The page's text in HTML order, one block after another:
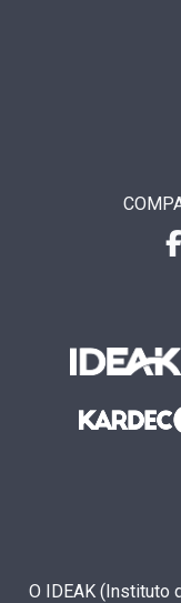
O IDEAK (Instituto